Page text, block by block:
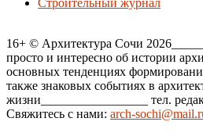
16+ © Архитектура Сочи
просто и интересно об истории
основных тенденциях
также знаковых событиях в
жизни_________________ тел.
Свяжитесь с нами: arch-